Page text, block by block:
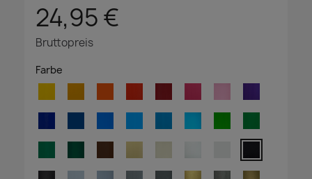
24,95 €
Bruttopreis
Farbe